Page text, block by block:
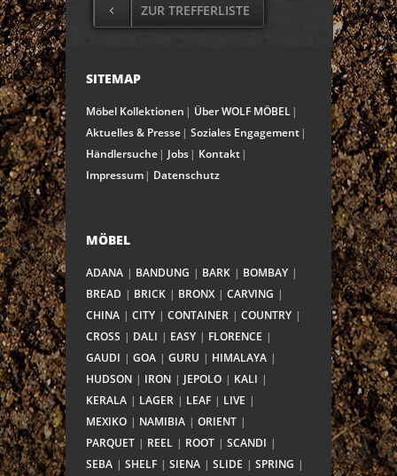
ZUR TREFFERLISTE
SITEMAP
Möbel Kollektionen
Über WOLF MÖBEL
Aktuelles & Presse
Soziales Engagement
Händlersuche
Jobs
Kontakt
Impressum
Datenschutz
MÖBEL
ADANA BANDUNG BARK
BOMBAY
BREAD
BRICK BRONX
CARVING
CHINA
CITY CONTAINER
COUNTRY
CROSS
DALI EASY
FLORENCE
GAUDI
GOA GURU
HIMALAYA
HUDSON
IRON JEPOLO
KALI
KERALA
LAGER LEAF
LIVE
MEXIKO
NAMIBIA
ORIENT
PARQUET
REEL ROOT
SCANDI
SEBA
SHELF SIENA SLIDE
SPRING